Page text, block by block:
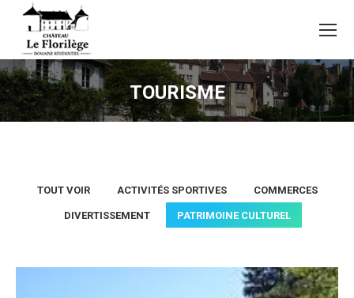
TOURISME
TOUT VOIR ACTIVITÉS SPORTIVES COMMERCES
DIVERTISSEMENT PATRIMOINE CULTUREL